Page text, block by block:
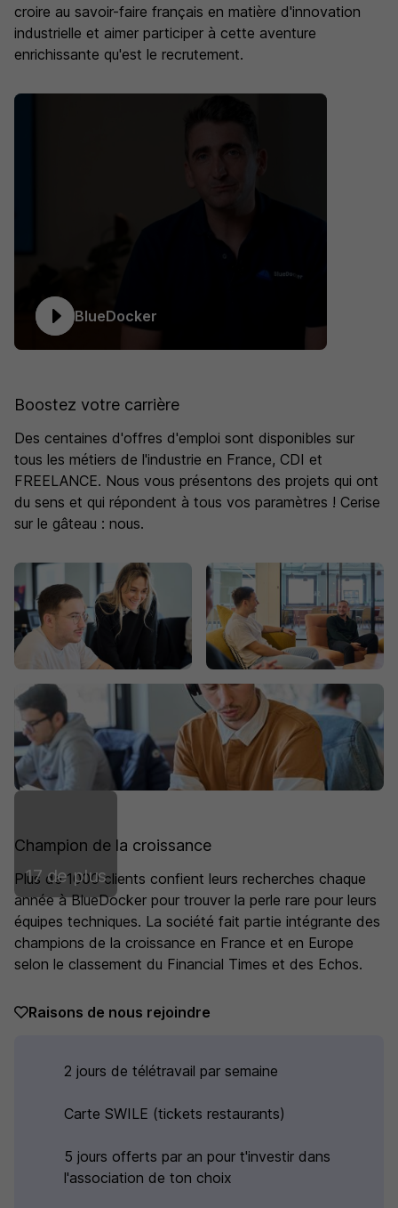
croire au savoir-faire français en matière d'innovation
industrielle et aimer participer à cette aventure
enrichissante qu'est le recrutement.
BlueDocker
Boostez votre carrière
Des centaines d'offres d'emploi sont disponibles sur
tous les métiers de l'industrie en France, CDI et
FREELANCE. Nous vous présentons des projets qui ont
du sens et qui répondent à tous vos paramètres ! Cerise
sur le gâteau : nous.
17 de plus
Champion de la croissance
Plus de 1000 clients confient leurs recherches chaque
année à BlueDocker pour trouver la perle rare pour leurs
équipes techniques. La société fait partie intégrante des
champions de la croissance en France et en Europe
selon le classement du Financial Times et des Echos.
Raisons de nous rejoindre
2 jours de télétravail par semaine
Carte SWILE (tickets restaurants)
5 jours offerts par an pour t'investir dans
l'association de ton choix